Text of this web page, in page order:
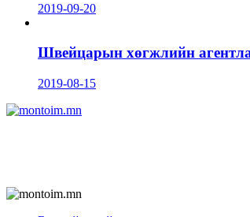
2019-09-20
Швейцарын хөгжлийн
2019-08-15